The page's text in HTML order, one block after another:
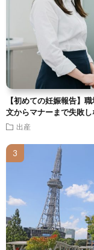
【初めての妊娠報告】
文からマナーまで失敗
出産